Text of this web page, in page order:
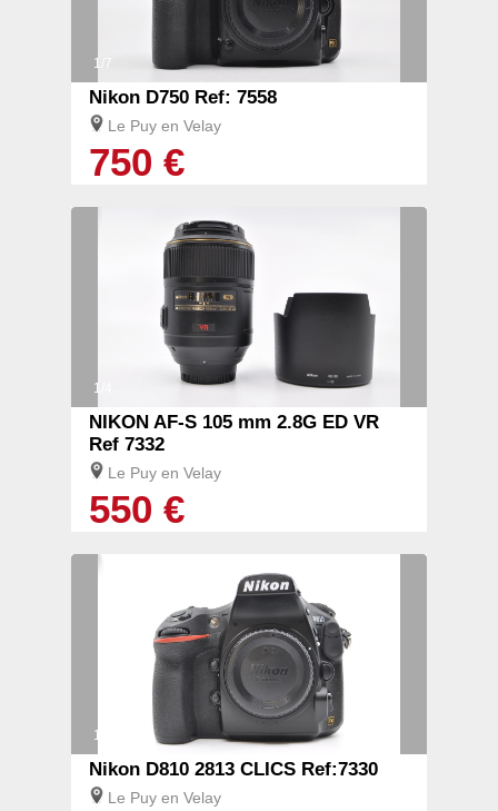
1/7
Nikon D750 Ref: 7558
Le Puy en Velay
750 €
1/4
NIKON AF-S 105 mm 2.8G ED VR
Ref 7332
Le Puy en Velay
550 €
1/6
Nikon D810 2813 CLICS Ref:7330
Le Puy en Velay